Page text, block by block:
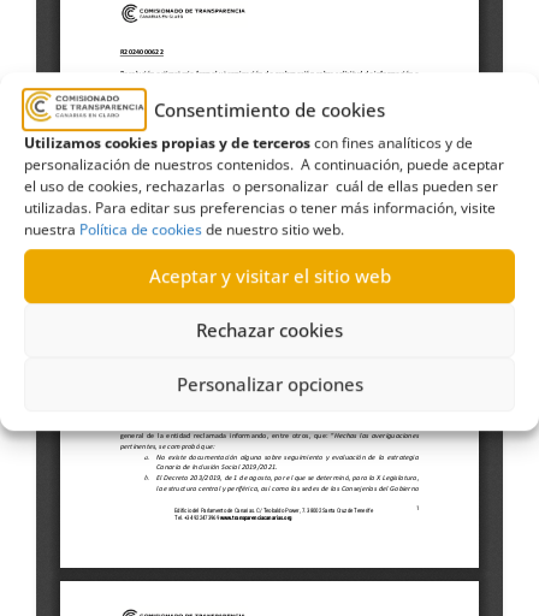
Consentimiento de cookies
Utilizamos cookies propias y de terceroscon fines analíticos y de
personalización de nuestros contenidos. A continuación, puede aceptar
el uso de cookies, rechazarlas o personalizar cuál de ellas pueden ser
utilizadas. Para editar sus preferencias o tener más información, visite
nuestra Política de cookiesde nuestro sitio web.
Aceptar y visitar el sitio web
Rechazar cookies
Personalizar opciones